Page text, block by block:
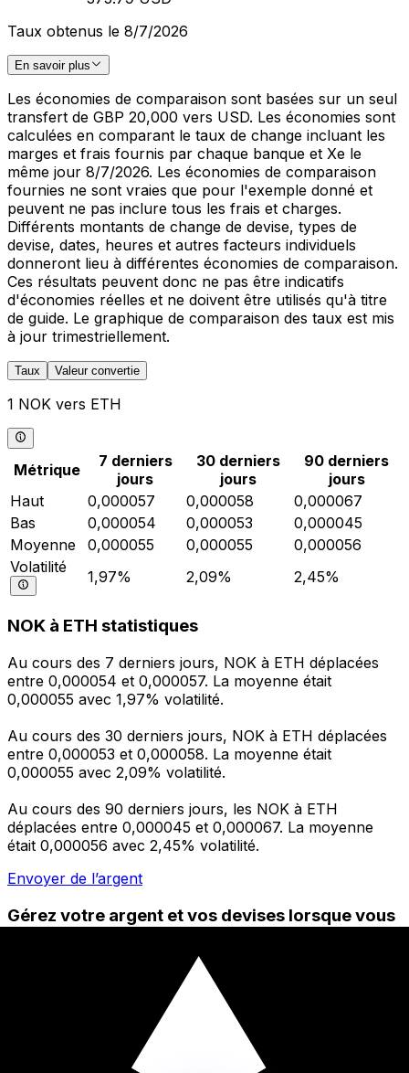
Taux obtenus le 8/7/2026
En savoir plus
Les économies de comparaison sont basées sur un seul
transfert de GBP 20,000 vers USD. Les économies sont
calculées en comparant le taux de change incluant les
marges et frais fournis par chaque banque et Xe le
même jour 8/7/2026. Les économies de comparaison
fournies ne sont vraies que pour l'exemple donné et
peuvent ne pas inclure tous les frais et charges.
Différents montants de change de devise, types de
devise, dates, heures et autres facteurs individuels
donneront lieu à différentes économies de comparaison.
Ces résultats peuvent donc ne pas être indicatifs
d'économies réelles et ne doivent être utilisés qu'à titre
de guide. Le graphique de comparaison des taux est mis
à jour trimestriellement.
Taux Valeur convertie
1 NOK vers ETH
Métrique
7 derniers
jours
30 derniers
jours
90 derniers
jours
Haut
0,000057 0,000058
0,000067
Bas
0,000054 0,000053
0,000045
Moyenne
0,000055 0,000055
0,000056
Volatilité
1,97% 2,09% 2,45%
NOK à ETH statistiques
Au cours des 7 derniers jours, NOK à ETH déplacées
entre 0,000054 et 0,000057. La moyenne était
0,000055 avec 1,97% volatilité.
Au cours des 30 derniers jours, NOK à ETH déplacées
entre 0,000053 et 0,000058. La moyenne était
0,000055 avec 2,09% volatilité.
Au cours des 90 derniers jours, les NOK à ETH
déplacées entre 0,000045 et 0,000067. La moyenne
était 0,000056 avec 2,45% volatilité.
Envoyer de l’argent
Gérez votre argent et vos devises lorsque vous
L'application Xe réunit toutes les fonctionnalités
nécessaires pour vos transferts d'argent internationaux
et la gestion de vos devises. Convertissez des devises,
programmez des alertes de taux et transférez de
l'argent à l'étranger sans frais cachés. Téléchargez
l'application dès aujourd'hui !